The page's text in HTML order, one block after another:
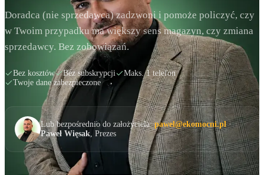
Doradca (nie sprzedawca) zadzwoni i pomoże policzyć, czy
w Twoim przypadku ma większy sens magazyn, czy zmiana
sprzedawcy. Bez zobowiązań.
Bez kosztów Bez subskrypcji
Maks. 1 telefon
Twoje dane zabezpieczone
Lub bezpośrednio do założyciela:pawel@ekomocni.pl·
Paweł Więsak, Prezes